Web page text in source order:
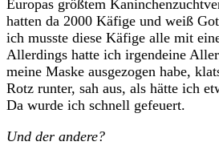
Europas größtem
hatten da 2000 Käfige und weiß
ich musste diese Käfige alle mit
Allerdings hatte ich irgendeine
meine Maske ausgezogen habe,
Rotz runter, sah aus, als hätte ich
Da wurde ich schnell gefeuert.
Und der andere?